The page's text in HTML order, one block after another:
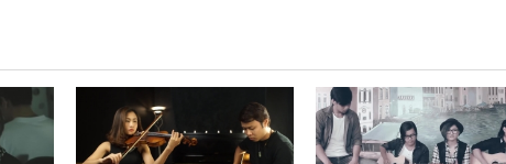
hòa tấu